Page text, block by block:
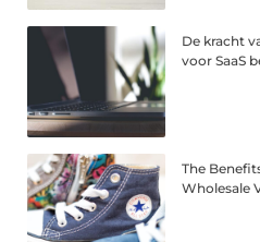
De kracht
voor SaaS
The
Wholesale